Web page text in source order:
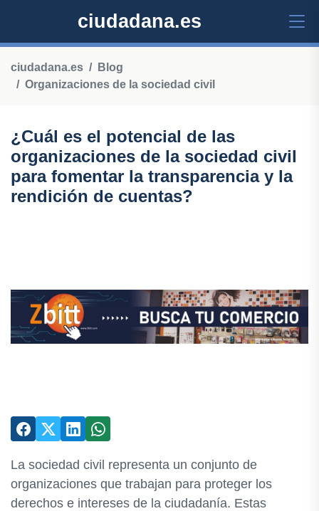
ciudadana.es
ciudadana.es
Blog
Organizaciones de la sociedad civil
¿Cuál es el potencial de las
organizaciones de la sociedad civil
para fomentar la transparencia y la
rendición de cuentas?
La sociedad civil representa un conjunto de
organizaciones que trabajan para proteger los
derechos e intereses de la ciudadanía. Estas